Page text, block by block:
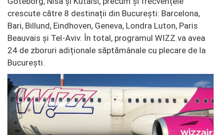
crescute către 8 destinații din București: Barcelona,
Bari, Billund, Eindhoven, Geneva, Londra Luton, Paris
Beauvais și Tel-Aviv. În total, programul WIZZ va avea
24 de zboruri adiționale săptămânale cu plecare de la
București.